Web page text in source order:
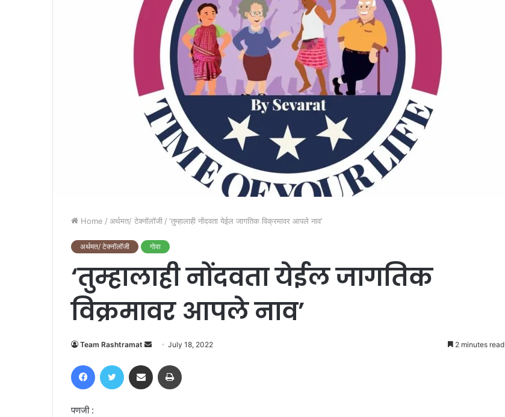
Home / अर्थमत/ टेक्नॉलॉजी / ‘तुम्हालाही नोंदवता येईल जागतिक विक्रमावर आपले नाव’
अर्थमत/ टेक्नॉलॉजी गोवा
‘तुम्हालाही नोंदवता येईल जागतिक
विक्रमावर आपले नाव’
Team Rashtramat
Send
email
July 18, 2022 2 minutes read
FacebookTwitter Share via Email
पणजी :